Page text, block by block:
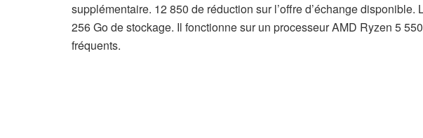
supplémentaire. 12 850 de réduction sur l’offre d’échange
256 Go de stockage. Il fonctionne sur un processeur AMD Ryzen 5
fréquents.